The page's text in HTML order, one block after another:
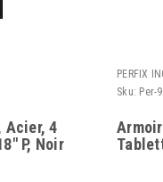
Acier, 4
P, Noir
PERFIX
Sku: Per-